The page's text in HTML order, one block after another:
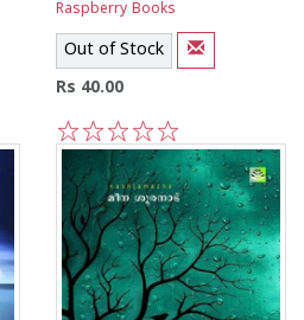
Raspberry Books
Out of Stock
Rs 40.00
5
4
3
2
1